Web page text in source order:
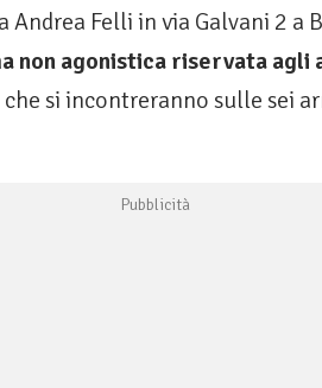
Andrea Felli in via Galvani 2 a
non agonistica riservata agli
si incontreranno sulle sei